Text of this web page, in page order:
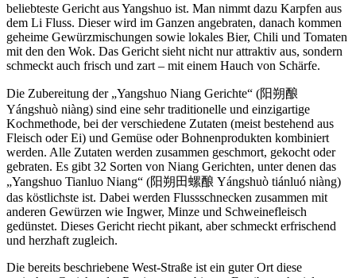
beliebteste Gericht aus Yangshuo ist. Man nimmt dazu Karpfen aus
dem Li Fluss. Dieser wird im Ganzen angebraten, danach kommen
geheime Gewürzmischungen sowie lokales Bier, Chili und Tomaten
mit den den Wok. Das Gericht sieht nicht nur attraktiv aus, sondern
schmeckt auch frisch und zart – mit einem Hauch von Schärfe.
Die Zubereitung der „Yangshuo Niang Gerichte“ (阳朔酿
Yángshuò niàng) sind eine sehr traditionelle und einzigartige
Kochmethode, bei der verschiedene Zutaten (meist bestehend aus
Fleisch oder Ei) und Gemüse oder Bohnenprodukten kombiniert
werden. Alle Zutaten werden zusammen geschmort, gekocht oder
gebraten. Es gibt 32 Sorten von Niang Gerichten, unter denen das
„Yangshuo Tianluo Niang“ (阳朔田螺酿 Yángshuò tiánluó niàng)
das köstlichste ist. Dabei werden Flussschnecken zusammen mit
anderen Gewürzen wie Ingwer, Minze und Schweinefleisch
gedünstet. Dieses Gericht riecht pikant, aber schmeckt erfrischend
und herzhaft zugleich.
Die bereits beschriebene West-Straße ist ein guter Ort diese